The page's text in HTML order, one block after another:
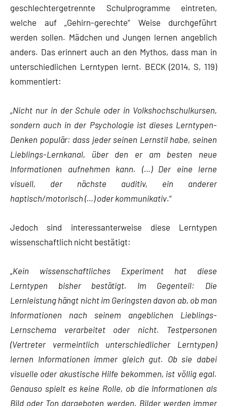
geschlechtergetrennte Schulprogramme eintreten,
welche auf „Gehirn-gerechte“ Weise durchgeführt
werden sollen. Mädchen und Jungen lernen angeblich
anders. Das erinnert auch an den Mythos, dass man in
unterschiedlichen Lerntypen lernt. BECK (2014, S, 119)
kommentiert:
„Nicht nur in der Schule oder in Volkshochschulkursen,
sondern auch in der Psychologie ist dieses Lerntypen-
Denken populär: dass jeder seinen Lernstil habe, seinen
Lieblings-Lernkanal, über den er am besten neue
Informationen aufnehmen kann. (…) Der eine lerne
visuell, der nächste auditiv, ein anderer
haptisch/motorisch (…) oder kommunikativ.“
Jedoch sind interessanterweise diese Lerntypen
wissenschaftlich nicht bestätigt:
„Kein wissenschaftliches Experiment hat diese
Lerntypen bisher bestätigt. Im Gegenteil: Die
Lernleistung hängt nicht im Geringsten davon ab, ob man
Informationen nach seinem angeblichen Lieblings-
Lernschema verarbeitet oder nicht. Testpersonen
(Vertreter vermeintlich unterschiedlicher Lerntypen)
lernen Informationen immer gleich gut. Ob sie dabei
visuelle oder akustische Hilfe bekommen, ist völlig egal.
Genauso spielt es keine Rolle, ob die Informationen als
Bild oder Ton dargeboten werden. Bilder werden immer